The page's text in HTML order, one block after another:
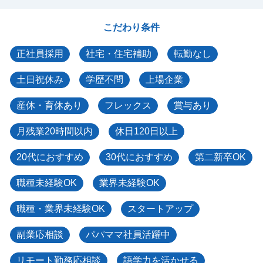
こだわり条件
正社員採用 社宅・住宅補助 転勤なし
土日祝休み 学歴不問 上場企業
産休・育休あり フレックス 賞与あり
月残業20時間以内 休日120日以上
20代におすすめ 30代におすすめ 第二新卒OK
職種未経験OK 業界未経験OK
職種・業界未経験OK スタートアップ
副業応相談 パパママ社員活躍中
リモート勤務応相談 語学力を活かせる